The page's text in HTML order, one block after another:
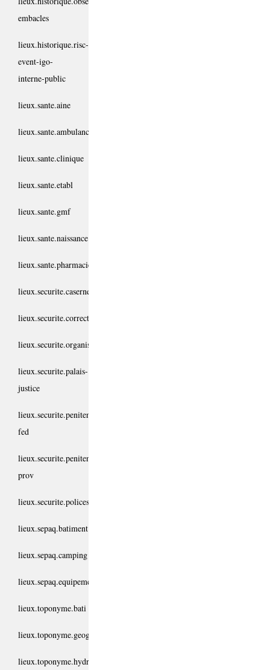
embacles
lieux.historique.risc-
event-igo-
interne-public
lieux.sante.aine
lieux.sante.ambulance
lieux.sante.clinique
lieux.sante.etabl
lieux.sante.gmf
lieux.sante.naissance
lieux.sante.pharmacie
lieux.securite.casernes
lieux.securite.correctionnel
lieux.securite.organisme
lieux.securite.palais-
justice
lieux.securite.penitencier-
fed
lieux.securite.penitencier-
prov
lieux.securite.polices
lieux.sepaq.batiment
lieux.sepaq.camping
lieux.sepaq.equipement
lieux.toponyme.bati
lieux.toponyme.geographie
lieux.toponyme.hydro